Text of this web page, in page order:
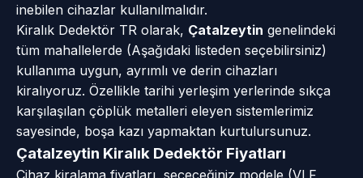
inebilen cihazlar kullanılmalıdır.
Kiralık Dedektör TR olarak, Çatalzeytin genelindeki
tüm mahallelerde (Aşağıdaki listeden seçebilirsiniz)
kullanıma uygun, ayrımlı ve derin cihazları
kiralıyoruz. Özellikle tarihi yerleşim yerlerinde sıkça
karşılaşılan çöplük metalleri eleyen sistemlerimiz
sayesinde, boşa kazı yapmaktan kurtulursunuz.
Çatalzeytin Kiralık Dedektör Fiyatları
Cihaz kiralama fiyatları, seçeceğiniz modele (VLF